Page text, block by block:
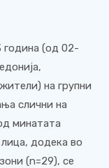
година (од 02-
на групни
слични на
минатата
додека во
(n=29), се